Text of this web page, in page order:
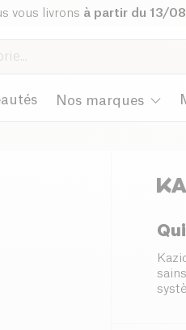
vous livrons à partir du 13/
Nos marques